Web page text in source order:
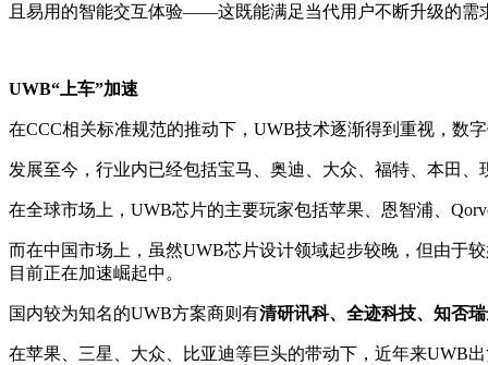
且易用的智能交互体验——这既能满足当代用户不断升级的需
UWB“上车”加速
在CCC相关标准规范的推动下，UWB技术逐渐得到重视，数
发展至今，行业内已经包括宝马、奥迪、大众、福特、本田
在全球市场上，UWB芯片的主要玩家包括苹果、恩智浦、
而在中国市场上，虽然UWB芯片设计领域起步较晚，但由于
目前正在加速崛起中。
国内较为知名的UWB方案商则有清研讯科、全迹科技、知否
在苹果、三星、大众、比亚迪等巨头的带动下，近年来UWB